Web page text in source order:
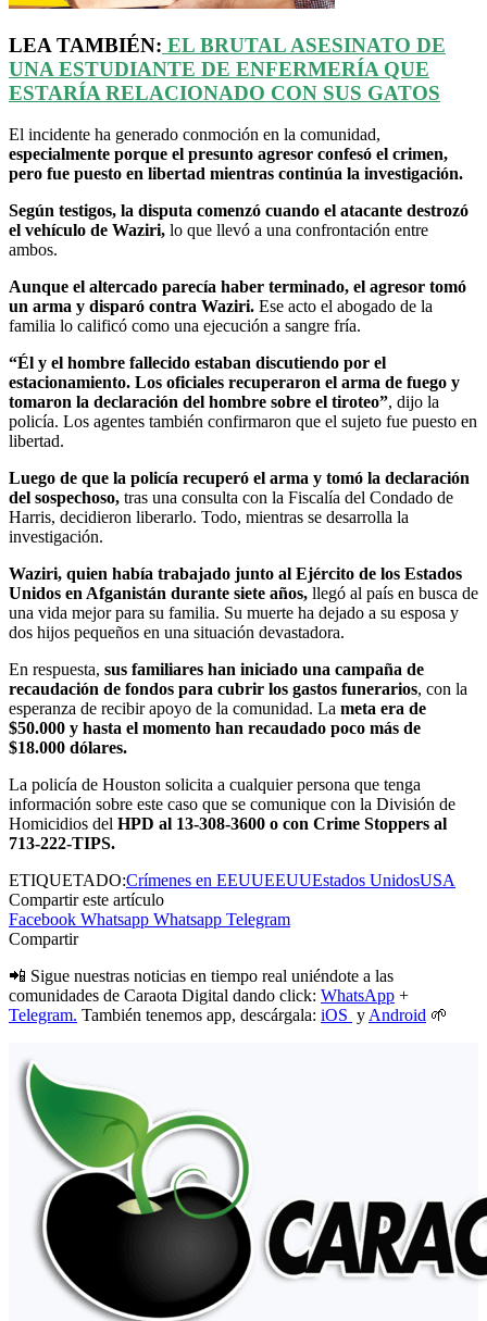
LEA TAMBIÉN: EL BRUTAL ASESINATO DE
UNA ESTUDIANTE DE ENFERMERÍA QUE
ESTARÍA RELACIONADO CON SUS GATOS
El incidente ha generado conmoción en la comunidad,
especialmente porque el presunto agresor confesó el crimen,
pero fue puesto en libertad mientras continúa la investigación.
Según testigos, la disputa comenzó cuando el atacante destrozó
el vehículo de Waziri, lo que llevó a una confrontación entre
ambos.
Aunque el altercado parecía haber terminado, el agresor tomó
un arma y disparó contra Waziri. Ese acto el abogado de la
familia lo calificó como una ejecución a sangre fría.
“Él y el hombre fallecido estaban discutiendo por el
estacionamiento. Los oficiales recuperaron el arma de fuego y
tomaron la declaración del hombre sobre el tiroteo”, dijo la
policía. Los agentes también confirmaron que el sujeto fue puesto en
libertad.
Luego de que la policía recuperó el arma y tomó la declaración
del sospechoso, tras una consulta con la Fiscalía del Condado de
Harris, decidieron liberarlo. Todo, mientras se desarrolla la
investigación.
Waziri, quien había trabajado junto al Ejército de los Estados
Unidos en Afganistán durante siete años, llegó al país en busca de
una vida mejor para su familia. Su muerte ha dejado a su esposa y
dos hijos pequeños en una situación devastadora.
En respuesta, sus familiares han iniciado una campaña de
recaudación de fondos para cubrir los gastos funerarios, con la
esperanza de recibir apoyo de la comunidad. La meta era de
$50.000 y hasta el momento han recaudado poco más de
$18.000 dólares.
La policía de Houston solicita a cualquier persona que tenga
información sobre este caso que se comunique con la División de
Homicidios del HPD al 13-308-3600 o con Crime Stoppers al
713-222-TIPS.
ETIQUETADO:Crímenes en EEUUEEUUEstados UnidosUSA
Compartir este artículo
Facebook Whatsapp Whatsapp Telegram
Compartir
📲 Sigue nuestras noticias en tiempo real uniéndote a las
comunidades de Caraota Digital dando click: WhatsApp +
Telegram. También tenemos app, descárgala: iOS y Android 🌱